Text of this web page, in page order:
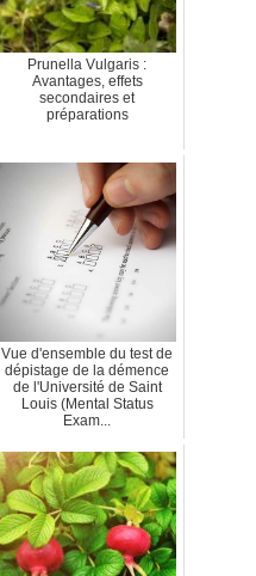
Prunella Vulgaris :
Avantages, effets
secondaires et
préparations
Vue d'ensemble du test de
dépistage de la démence
de l'Université de Saint
Louis (Mental Status
Exam...